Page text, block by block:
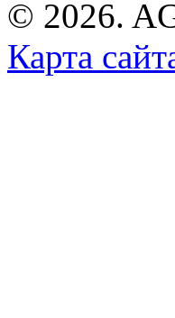
© 2026.
Карта